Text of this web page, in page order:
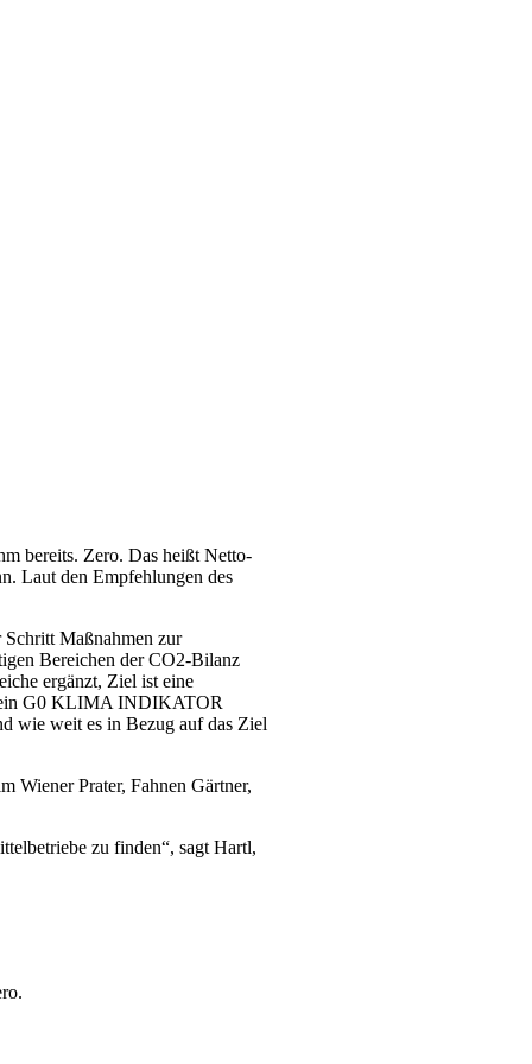
bereits. Zero. Das heißt Netto-
Laut den Empfehlungen des
Maßnahmen zur
Bereichen der CO2-Bilanz
ergänzt, Ziel ist eine
ein G0 KLIMA INDIKATOR
wie weit es in Bezug auf das Ziel
Wiener Prater, Fahnen Gärtner,
zu finden“, sagt Hartl,